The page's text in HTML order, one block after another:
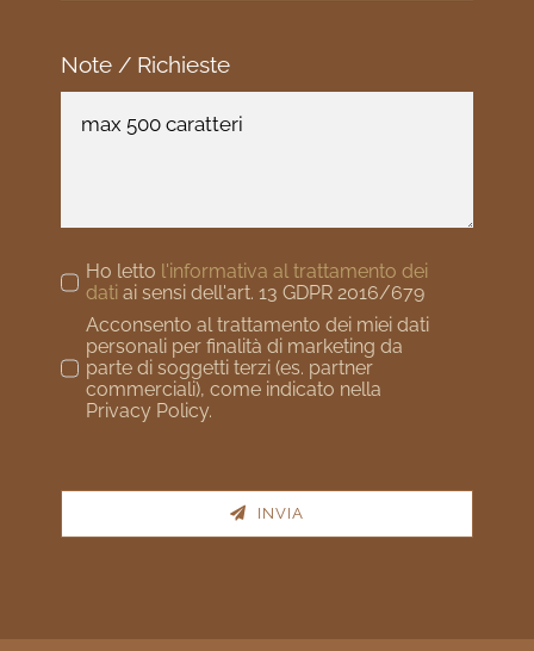
Note / Richieste
Ho letto l'informativa al trattamento dei
dati ai sensi dell'art. 13 GDPR 2016/679
Acconsento al trattamento dei miei dati
personali per finalità di marketing da
parte di soggetti terzi (es. partner
commerciali), come indicato nella
Privacy Policy.
INVIA